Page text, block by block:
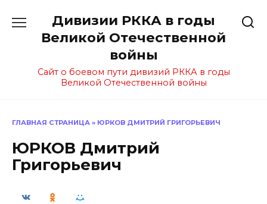
содержанию
Дивизии РККА в годы
Великой Отечественной
войны
Сайт о боевом пути дивизий РККА в годы
Великой Отечественной войны
ГЛАВНАЯ СТРАНИЦА » ЮРКОВ ДМИТРИЙ ГРИГОРЬЕВИЧ
ЮРКОВ Дмитрий
Григорьевич